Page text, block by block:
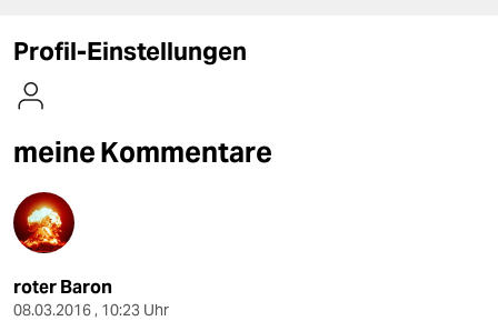
nord
wahrheit
verlag
verlag
veranstaltungen
shop
Profil-Einstellungen
meine Kommentare
roter Baron
08.03.2016 , 10:23 Uhr